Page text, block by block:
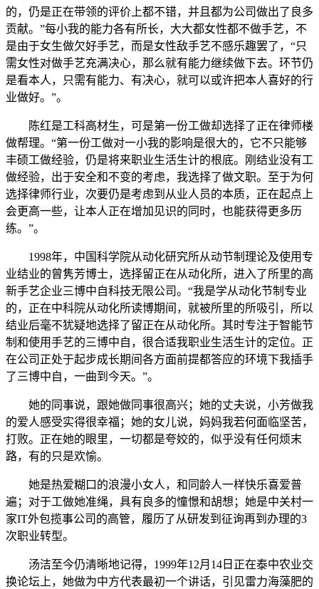
的，仍是正在带领的评价上都不错，并且都为公司做出了良多
贡献。”每小我的能力各有所长，大大都女性都不做手艺，不
是由于女生做欠好手艺，而是女性敌手艺不感乐趣罢了，“只
需女性对做手艺充满决心，那么就有能力继续做下去。环节仍
是看本人，只需有能力、有决心，就可以或许把本人喜好的行
业做好。”。
陈红是工科高材生，可是第一份工做却选择了正在律师楼
做帮理。“第一份工做对一小我的影响是很大的，它不只能够
丰硕工做经验，仍是将来职业生活生计的根底。刚结业没有工
做经验，出于安全和不变的考虑，我选择了做文职。至于为何
选择律师行业，次要仍是考虑到从业人员的本质，正在起点上
会更高一些，让本人正在增加见识的同时，也能获得更多历
练。”。
1998年，中国科学院从动化研究所从动节制理论及使用专
业结业的曾隽芳博士，选择留正在从动化所，进入了所里的高
新手艺企业三博中自科技无限公司。“我是学从动化节制专业
的，正在中科院从动化所读博期间，就被所里的所吸引，所以
结业后毫不犹疑地选择了留正在从动化所。其时专注于智能节
制和使用手艺的三博中自，很合适我职业生活生计的定位。正
在公司正处于起步成长期间各方面前提都答应的环境下我插手
了三博中自，一曲到今天。”。
她的同事说，跟她做同事很高兴；她的丈夫说，小芳做我
的爱人感受实得很幸福；她的女儿说，妈妈我若何面临坚苦，
打败。正在她的眼里，一切都是夸姣的，似乎没有任何烦末
路，有的只是欢愉。
她是热爱糊口的浪漫小女人，和同龄人一样快乐喜爱普
遍；对于工做她准绳，具有良多的憧憬和胡想；她是中关村一
家IT外包揽事公司的高管，履历了从研发到征询再到办理的3
次职业转型。
汤洁至今仍清晰地记得，1999年12月14日正在泰中农业交
换论坛上，她做为中方代表最初一个讲话，引见雷力海藻肥的